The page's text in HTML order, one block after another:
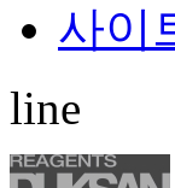
사이
line